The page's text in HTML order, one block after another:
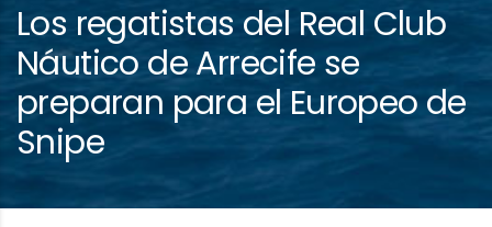
Los regatistas del Real Club
Náutico de Arrecife se
preparan para el Europeo de
Snipe